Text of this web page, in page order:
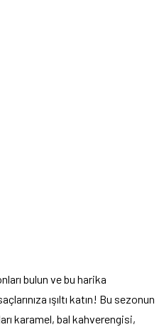
bulun ve bu harika
ışıltı katın! Bu sezonun
karamel, bal kahverengisi,